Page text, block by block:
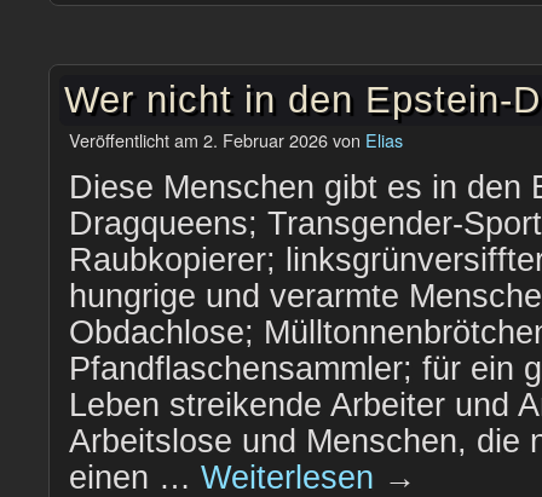
Wer nicht in den Epstein-
Veröffentlicht am 2. Februar 2026von Elias
Diese Menschen gibt es in den
Dragqueens; Transgender-
Raubkopierer;
hungrige und verarmte
Obdachlose;
Pfandflaschensammler; für ein
Leben streikende Arbeiter und
Arbeitslose und Menschen, die
einen … Weiterlesen →